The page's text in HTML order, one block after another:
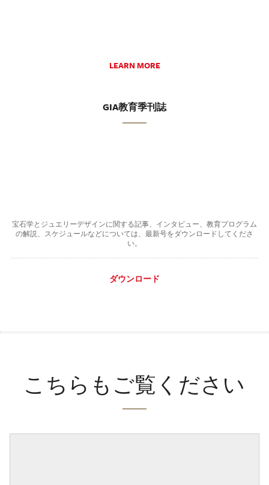
LEARN MORE
GIA教育季刊誌
宝石学とジュエリーデザインに関する記事、インタビュー、教育プログラム
の解説、スケジュールなどについては、最新号をダウンロードしてくださ
い。
ダウンロード
こちらもご覧ください